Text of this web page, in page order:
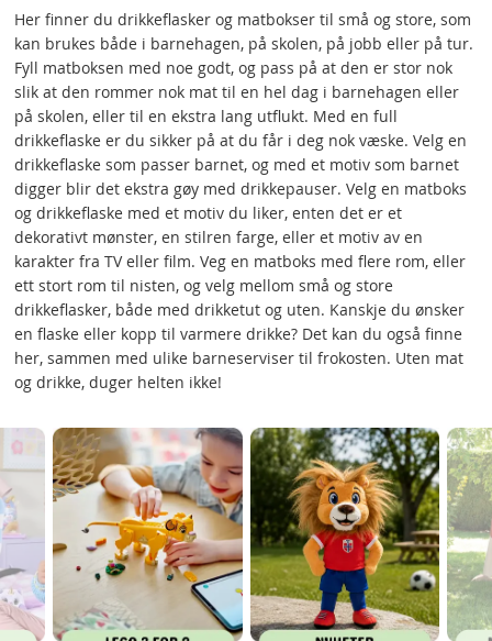
Her finner du drikkeflasker og matbokser til små og store, som
kan brukes både i barnehagen, på skolen, på jobb eller på tur.
Fyll matboksen med noe godt, og pass på at den er stor nok
slik at den rommer nok mat til en hel dag i barnehagen eller
på skolen, eller til en ekstra lang utflukt. Med en full
drikkeflaske er du sikker på at du får i deg nok væske. Velg en
drikkeflaske som passer barnet, og med et motiv som barnet
digger blir det ekstra gøy med drikkepauser. Velg en matboks
og drikkeflaske med et motiv du liker, enten det er et
dekorativt mønster, en stilren farge, eller et motiv av en
karakter fra TV eller film. Veg en matboks med flere rom, eller
ett stort rom til nisten, og velg mellom små og store
drikkeflasker, både med drikketut og uten. Kanskje du ønsker
en flaske eller kopp til varmere drikke? Det kan du også finne
her, sammen med ulike barneserviser til frokosten. Uten mat
og drikke, duger helten ikke!